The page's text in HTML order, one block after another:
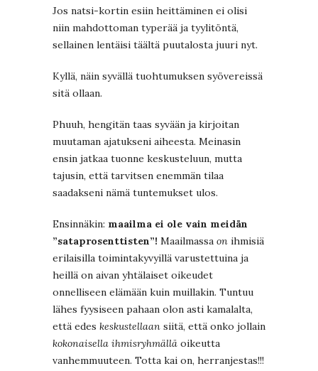
Jos natsi-kortin esiin heittäminen ei olisi
niin mahdottoman typerää ja tyylitöntä,
sellainen lentäisi täältä puutalosta juuri nyt.
Kyllä, näin syvällä tuohtumuksen syövereissä
sitä ollaan.
Phuuh, hengitän taas syvään ja kirjoitan
muutaman ajatukseni aiheesta. Meinasin
ensin jatkaa tuonne keskusteluun, mutta
tajusin, että tarvitsen enemmän tilaa
saadakseni nämä tuntemukset ulos.
Ensinnäkin: maailma ei ole vain meidän
”sataprosenttisten”! Maailmassa on ihmisiä
erilaisilla toimintakyvyillä varustettuina ja
heillä on aivan yhtälaiset oikeudet
onnelliseen elämään kuin muillakin. Tuntuu
lähes fyysiseen pahaan olon asti kamalalta,
että edes keskustellaan siitä, että onko jollain
kokonaisella ihmisryhmällä oikeutta
vanhemmuuteen. Totta kai on, herranjestas!!!